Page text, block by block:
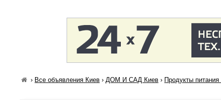
› Все объявления Киев ›ДОМ И САД Киев › Продукты